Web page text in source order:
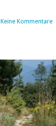
Keine Kommentare